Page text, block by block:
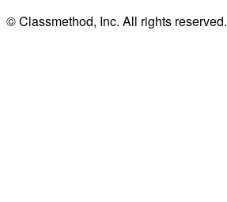
© Classmethod, Inc. All rights reserved.